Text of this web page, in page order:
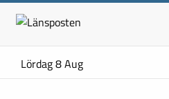
Lördag 8 Aug